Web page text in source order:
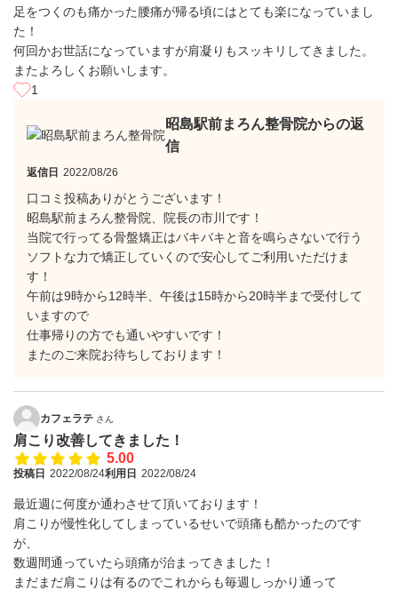
足をつくのも痛かった腰痛が帰る頃にはとても楽になっていまし
た！
何回かお世話になっていますが肩凝りもスッキリしてきました。
またよろしくお願いします。
1
昭島駅前まろん整骨院からの返
信
返信日 2022/08/26
口コミ投稿ありがとうございます！
昭島駅前まろん整骨院、院長の市川です！
当院で行ってる骨盤矯正はバキバキと音を鳴らさないで行う
ソフトな力で矯正していくので安心してご利用いただけま
す！
午前は9時から12時半、午後は15時から20時半まで受付して
いますので
仕事帰りの方でも通いやすいです！
またのご来院お待ちしております！
カフェラテ さん
肩こり改善してきました！
5.00
投稿日 2022/08/24利用日 2022/08/24
最近週に何度か通わさせて頂いております！
肩こりが慢性化してしまっているせいで頭痛も酷かったのです
が、
数週間通っていたら頭痛が治まってきました！
まだまだ肩こりは有るのでこれからも毎週しっかり通って